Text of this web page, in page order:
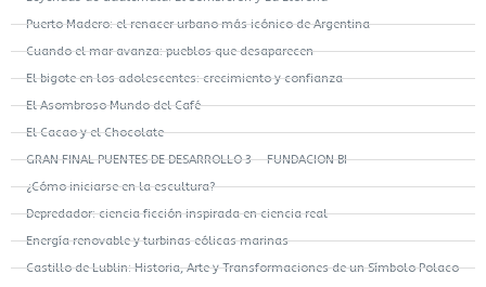
Puerto Madero: el renacer urbano más icónico de Argentina
Cuando el mar avanza: pueblos que desaparecen
El bigote en los adolescentes: crecimiento y confianza
El Asombroso Mundo del Café
El Cacao y el Chocolate
GRAN FINAL PUENTES DE DESARROLLO 3 – FUNDACION BI
¿Cómo iniciarse en la escultura?
Depredador: ciencia ficción inspirada en ciencia real
Energía renovable y turbinas eólicas marinas
Castillo de Lublin: Historia, Arte y Transformaciones de un Símbolo Polaco